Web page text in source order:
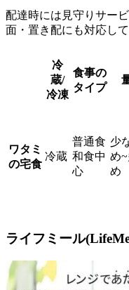
配達時には見守りサー
面・置き配にも対応して
冷
蔵/
冷凍
食事の
タイプ
ワタミ
の宅食
冷蔵
普通食
和食中
心
少
め
め
ライフミール